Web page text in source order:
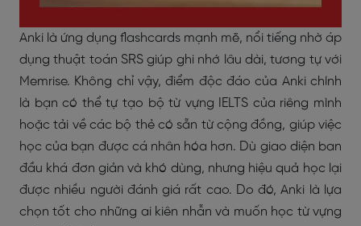
Anki là ứng dụng flashcards mạnh mẽ, nổi tiếng nhờ áp
dụng thuật toán SRS giúp ghi nhớ lâu dài, tương tự với
Memrise. Không chỉ vậy, điểm độc đáo của Anki chính
là bạn có thể tự tạo bộ từ vựng IELTS của riêng mình
hoặc tải về các bộ thẻ có sẵn từ cộng đồng, giúp việc
học của bạn được cá nhân hóa hơn. Dù giao diện ban
đầu khá đơn giản và khó dùng, nhưng hiệu quả học lại
được nhiều người đánh giá rất cao. Do đó, Anki là lựa
chọn tốt cho những ai kiên nhẫn và muốn học từ vựng